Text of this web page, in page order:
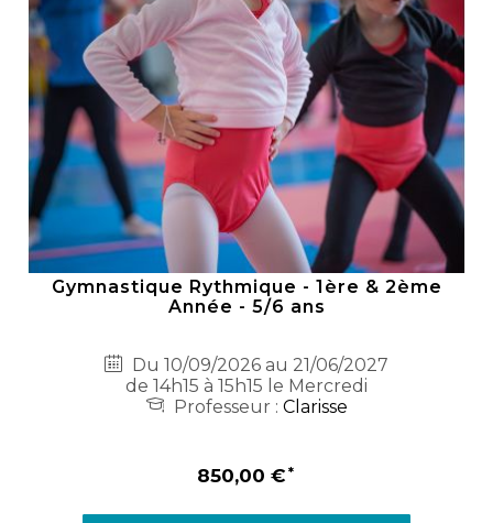
Gymnastique Rythmique - 1ère & 2ème
Année - 5/6 ans
Du 10/09/2026 au 21/06/2027
de 14h15 à 15h15 le Mercredi
Professeur : Clarisse
850,00 €